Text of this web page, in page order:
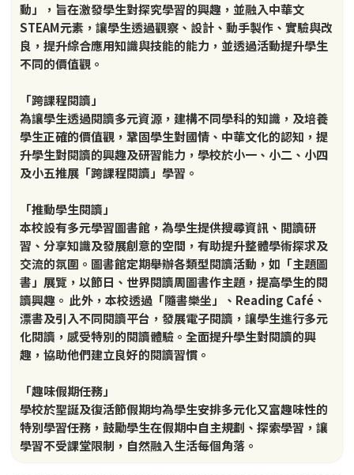
動」，旨在激發學生對探究學習的興趣，並融入中華文
STEAM元素，讓學生透過觀察、設計、動手製作、實驗與改
良，提升綜合應用知識與技能的能力，並透過活動提升學生
不同的價值觀。
「跨課程閱讀」
為讓學生透過閱讀多元資源，建構不同學科的知識，及培養
學生正確的價值觀，鞏固學生對國情、中華文化的認知，提
升學生對閱讀的興趣及研習能力，學校於小一、小二、小四
及小五推展「跨課程閱讀」學習。
「推動學生閱讀」
本校設有多元學習圖書館，為學生提供搜尋資訊、閲讀研
習、分享知識及發展創意的空間，有助提升整體學術探求及
交流的氛圍。圖書館定期舉辦各類型閱讀活動，如「主題圖
書」展覽，以節日、世界閱讀周圖書作主題，提高學生的閱
讀興趣。 此外，本校透過「隨書樂坐」、Reading Café、
漂書及引入不同閱讀平台，發展電子閱讀，讓學生進行多元
化閱讀，感受特別的閱讀體驗。全面提升學生對閱讀的興
趣，協助他們建立良好的閱讀習慣。
「趣味假期任務」
學校於聖誕及復活節假期均為學生安排多元化又富趣味性的
特別學習任務，鼓勵學生在假期中自主規劃、探索學習，讓
學習不受課堂限制，自然融入生活每個角落。